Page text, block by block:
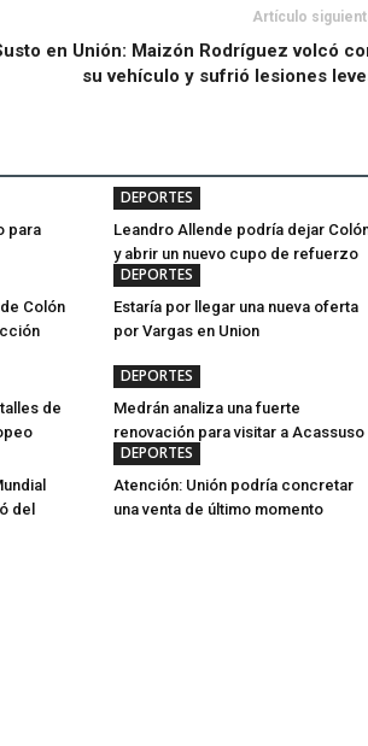
Artículo
en Unión: Maizón Rodríguez volcó
su vehículo y sufrió lesiones
para
DEPORTES
Leandro Allende podría dejar
y abrir un nuevo cupo de refuerzo
Colón
DEPORTES
Estaría por llegar una nueva oferta
por Vargas en Union
de
DEPORTES
Medrán analiza una fuerte
renovación para visitar a Acassuso
del
DEPORTES
Atención: Unión podría concretar
una venta de último momento